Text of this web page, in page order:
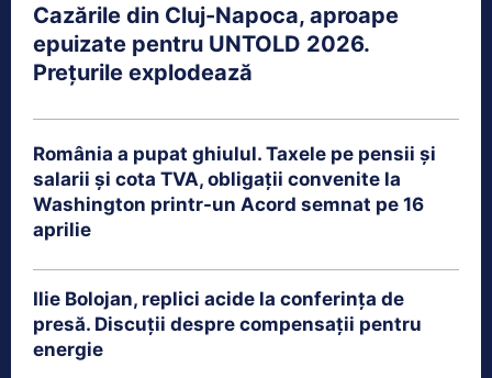
Cazările din Cluj-Napoca, aproape
epuizate pentru UNTOLD 2026.
Prețurile explodează
România a pupat ghiulul. Taxele pe pensii și
salarii și cota TVA, obligații convenite la
Washington printr-un Acord semnat pe 16
aprilie
Ilie Bolojan, replici acide la conferința de
presă. Discuții despre compensații pentru
energie